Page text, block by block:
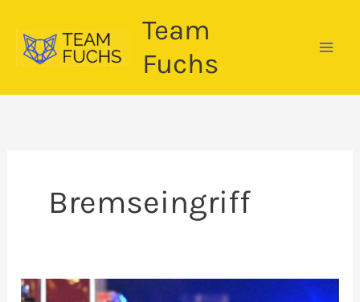
Inhalt
springen
Team
Fuchs
Bremseingriff